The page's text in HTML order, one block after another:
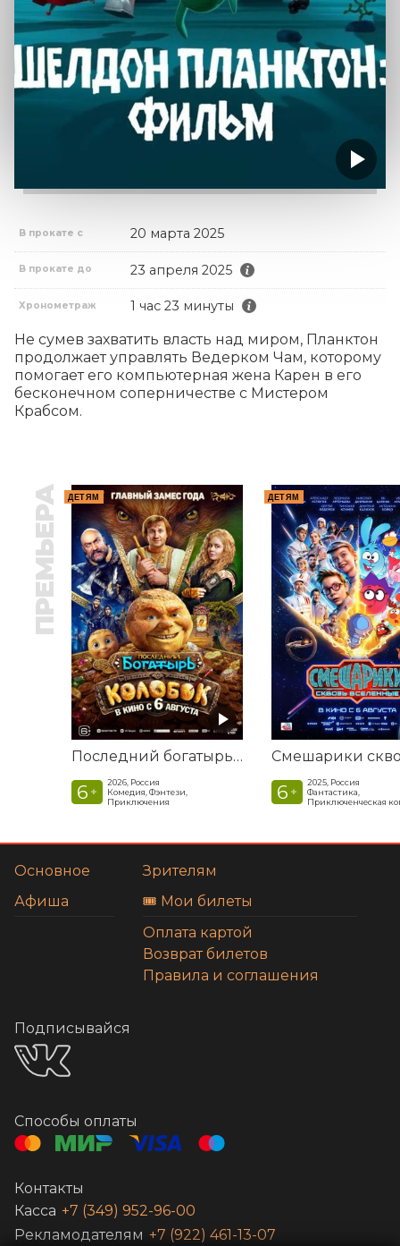
В прокате с 20 марта 2025
В прокате до 23 апреля 2025
Хронометраж 1 час 23 минуты
Не сумев захватить власть над миром, Планктон
продолжает управлять Ведерком Чам, которому
помогает его компьютерная жена Карен в его
бесконечном соперничестве с Мистером
Крабсом.
ПРЕМЬЕРА ДЕТЯМ
Последний богатырь. Колобок
6 +
2026, Россия
Комедия, Фэнтези,
Приключения
ДЕТЯМ
6 +
2025, Россия
Фантастика,
Приключенческая
Основное
Афиша
Зрителям
🎟️ Мои билеты
Оплата картой
Возврат билетов
Правила и соглашения
Подписывайся
Способы оплаты
Контакты
Касса +7 (349) 952-96-00
Рекламодателям +7 (922) 461-13-07